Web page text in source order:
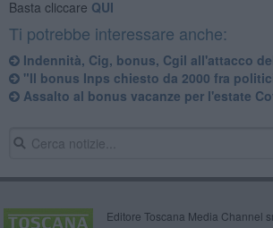
Basta cliccare QUI
Ti potrebbe interessare anche:
Indennità, Cig, bonus, Cgil all'attacco
"Il bonus Inps chiesto da 2000 fra
Assalto al bonus vacanze per l'estate
Editore Toscana Media Channel